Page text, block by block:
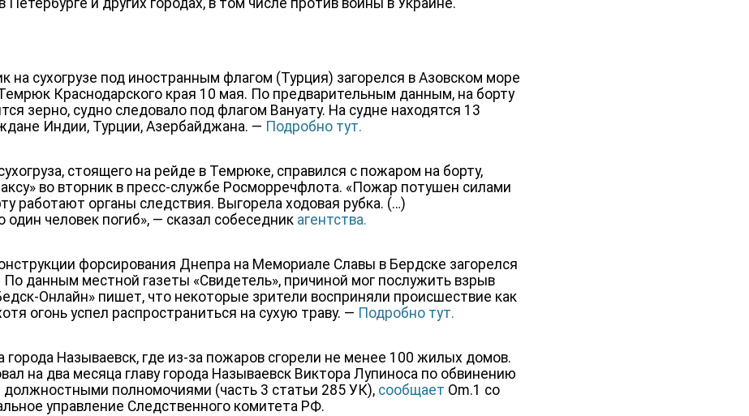
Петербурге и других городах, в том числе против войны в Украине.
на сухогрузе под иностранным флагом (Турция) загорелся в Азовском море
Краснодарского края 10 мая. По предварительным данным, на борту
зерно, судно следовало под флагом Вануату. На судне находятся 13
Индии, Турции, Азербайджана. — Подробно тут.
стоящего на рейде в Темрюке, справился с пожаром на борту,
во вторник в пресс-службе Росморречфлота. «Пожар потушен силами
работают органы следствия. Выгорела ходовая рубка. (…)
человек погиб», — сказал собеседник агентства.
форсирования Днепра на Мемориале Славы в Бердске загорелся
По данным местной газеты «Свидетель», причиной мог послужить взрыв
Онлайн» пишет, что некоторые зрители восприняли происшествие как
огонь успел распространиться на сухую траву. — Подробно тут.
города Называевск, где из-за пожаров сгорели не менее 100 жилых домов.
на два месяца главу города Называевск Виктора Лупиноса по обвинению
должностными полномочиями (часть 3 статьи 285 УК), сообщает Om.1 со
управление Следственного комитета РФ.